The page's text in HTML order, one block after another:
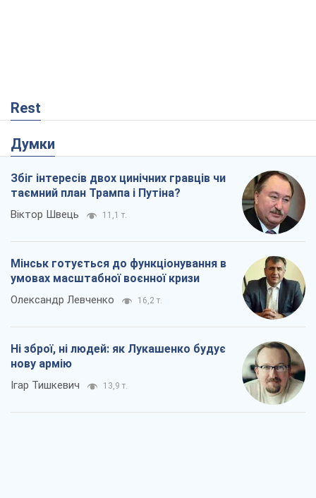
Rest
Думки
Збіг інтересів двох цинічних гравців чи
таємний план Трампа і Путіна?
Віктор Швець 11,1 т.
Мінськ готується до функціонування в
умовах масштабної воєнної кризи
Олександр Левченко 16,2 т.
Ні зброї, ні людей: як Лукашенко будує
нову армію
Ігар Тишкевич 13,9 т.